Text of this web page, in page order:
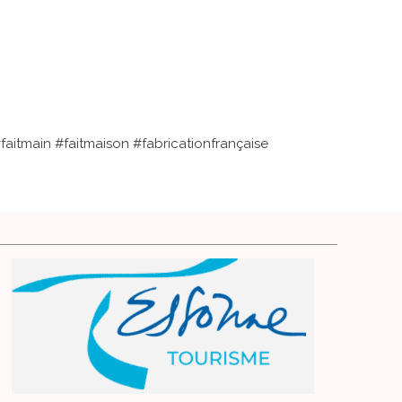
#faitmaison #fabricationfrançaise